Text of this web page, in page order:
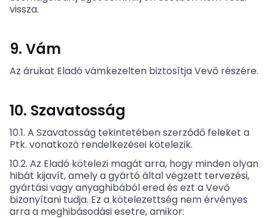
vissza.
9. Vám
Az árukat Eladó vámkezelten biztosítja Vevő részére.
10. Szavatosság
10.1. A Szavatosság tekintetében szerződő feleket a
Ptk. vonatkozó rendelkezései kötelezik.
10.2. Az Eladó kötelezi magát arra, hogy minden olyan
hibát kijavít, amely a gyártó által végzett tervezési,
gyártási vagy anyaghibából ered és ezt a Vevő
bizonyítani tudja. Ez a kötelezettség nem érvényes
arra a meghibásodási esetre, amikor: